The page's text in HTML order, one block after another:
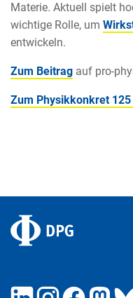
Materie. Aktuell spielt
wichtige Rolle, um
entwickeln.
Zum Beitrag auf pro-
Zum Physikkonkret